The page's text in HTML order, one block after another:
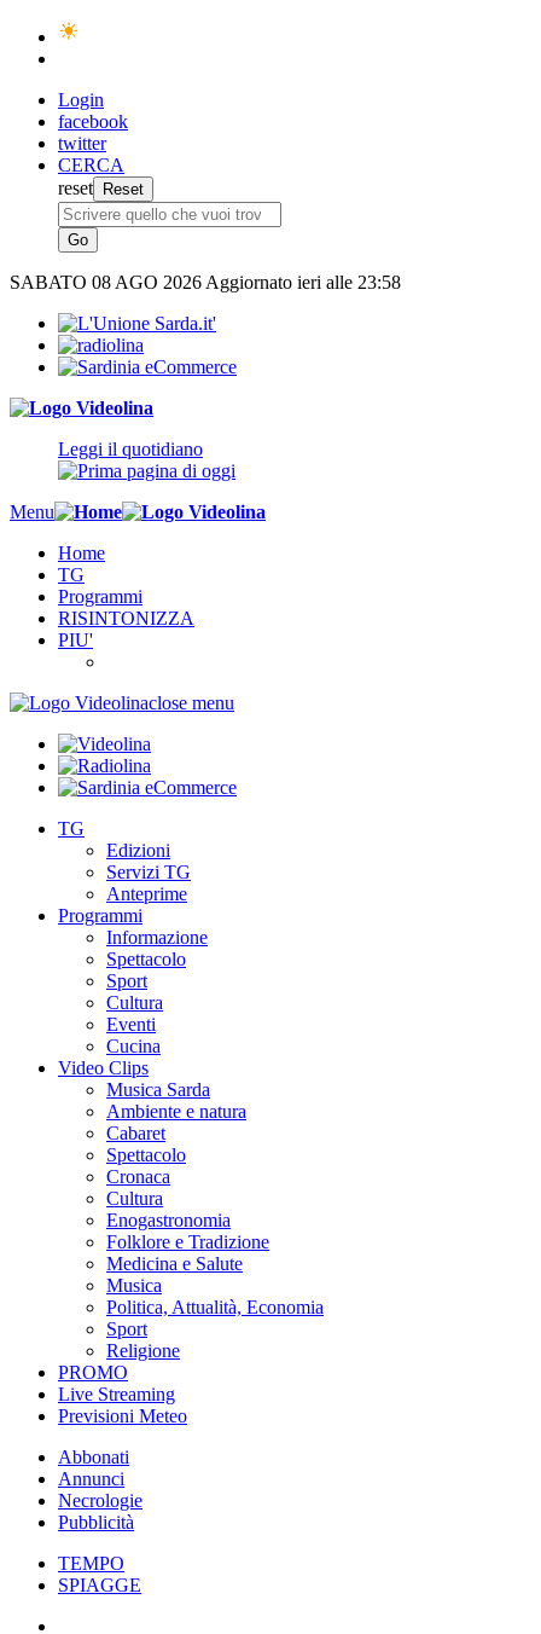
Login
facebook
twitter
CERCA
reset
SABATO 08 AGO 2026 Aggiornato ieri alle 23:58
Leggi il quotidiano
Menu
Home
TG
Programmi
RISINTONIZZA
PIU'
close menu
TG
Edizioni
Servizi TG
Anteprime
Programmi
Informazione
Spettacolo
Sport
Cultura
Eventi
Cucina
Video Clips
Musica Sarda
Ambiente e natura
Cabaret
Spettacolo
Cronaca
Cultura
Enogastronomia
Folklore e Tradizione
Medicina e Salute
Musica
Politica, Attualità, Economia
Sport
Religione
PROMO
Live Streaming
Previsioni Meteo
Abbonati
Annunci
Necrologie
Pubblicità
TEMPO
SPIAGGE